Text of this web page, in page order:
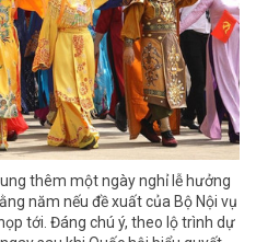
thêm một ngày nghỉ lễ hưởng
năm nếu đề xuất của Bộ Nội vụ
tới. Đáng chú ý, theo lộ trình dự